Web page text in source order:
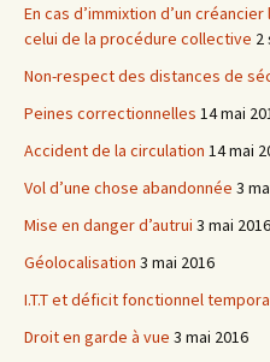
En cas d’immixtion d’un
celui de la procédure collective 2
Non-respect des distances de
Peines correctionnelles 14 mai
Accident de la circulation 14 mai
Vol d’une chose abandonnée 3
Mise en danger d’autrui 3 mai 2016
Géolocalisation 3 mai 2016
I.T.T et déficit fonctionnel
Droit en garde à vue 3 mai 2016